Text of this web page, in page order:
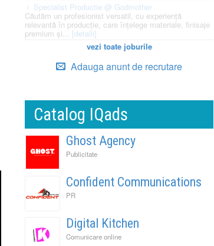
Specialist Productie @ Godmother
Căutăm un profesionist versatil, cu experiență
relevantă în producție, care înțelege materiale, finisaje
premium și... [detalii]
vezi toate joburile
Adauga anunt de recrutare
Catalog IQads
Ghost Agency
Publicitate
Confident Communications
PR
Digital Kitchen
Comunicare online